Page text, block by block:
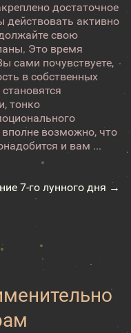
достаточное
действовать активно
свою
Это время
сами почувствуете,
в собственных
тонко
возможно, что
и вам ...
7-го лунного дня →